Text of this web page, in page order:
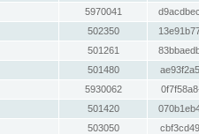
5970041
502350
501261
501480
5930062
501420
503050